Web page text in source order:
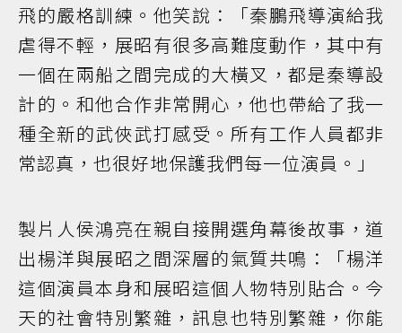
飛的嚴格訓練。他笑說：「秦鵬飛導演給我
虐得不輕，展昭有很多高難度動作，其中有
一個在兩船之間完成的大橫叉，都是秦導設
計的。和他合作非常開心，他也帶給了我一
種全新的武俠武打感受。所有工作人員都非
常認真，也很好地保護我們每一位演員。」
製片人侯鴻亮在親自接開選角幕後故事，道
出楊洋與展昭之間深層的氣質共鳴：「楊洋
這個演員本身和展昭這個人物特別貼合。今
天的社會特別繁雜，訊息也特別繁雜，你能